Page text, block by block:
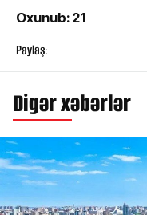
Oxunub: 21
Paylaş:
Digər xəbərlər